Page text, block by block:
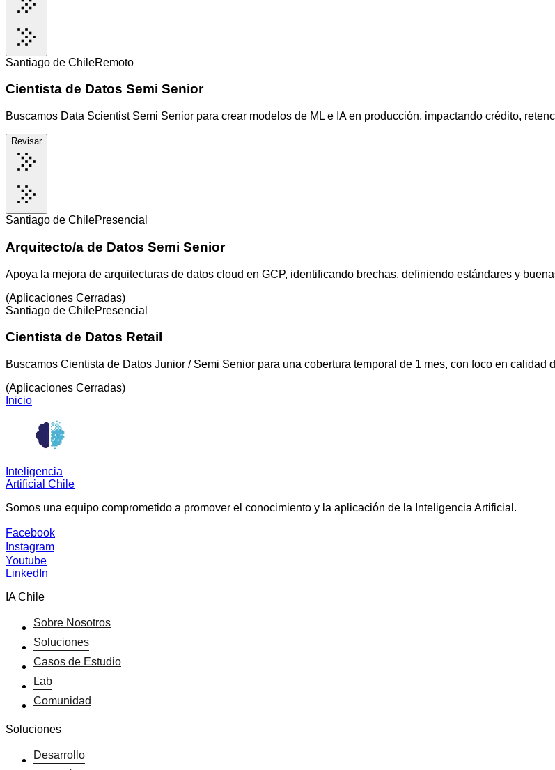
Santiago de ChileRemoto
Cientista de Datos Semi Senior
Buscamos Data Scientist Semi Senior para crear modelos de ML e IA en producción, impactando crédito,
Revisar
Santiago de ChilePresencial
Arquitecto/a de Datos Semi Senior
Apoya la mejora de arquitecturas de datos cloud en GCP, identificando brechas, definiendo estándares y
(Aplicaciones Cerradas)
Santiago de ChilePresencial
Cientista de Datos Retail
Buscamos Cientista de Datos Junior / Semi Senior para una cobertura temporal de 1 mes, con foco en calidad
(Aplicaciones Cerradas)
Inicio
Inteligencia
Artificial Chile
Somos una equipo comprometido a promover el conocimiento y la aplicación de la Inteligencia Artificial.
Facebook
Instagram
Youtube
LinkedIn
IA Chile
Sobre Nosotros
Soluciones
Casos de Estudio
Lab
Comunidad
Soluciones
Desarrollo